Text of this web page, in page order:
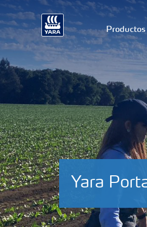
Productos
Yara